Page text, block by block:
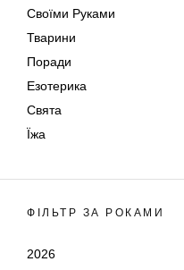
Своїми Руками
Тварини
Поради
Езотерика
Свята
Їжа
ФІЛЬТР ЗА РОКАМИ
2026